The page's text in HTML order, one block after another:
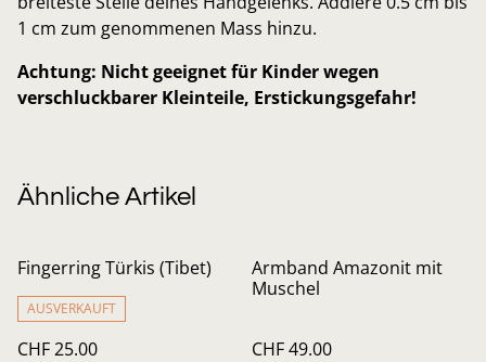
1 cm zum genommenen Mass hinzu.
Achtung: Nicht geeignet für Kinder wegen
verschluckbarer Kleinteile, Erstickungsgefahr!
Ähnliche Artikel
Fingerring Türkis (Tibet)
AUSVERKAUFT
CHF 25.00
Armband Amazonit mit
Muschel
CHF 49.00